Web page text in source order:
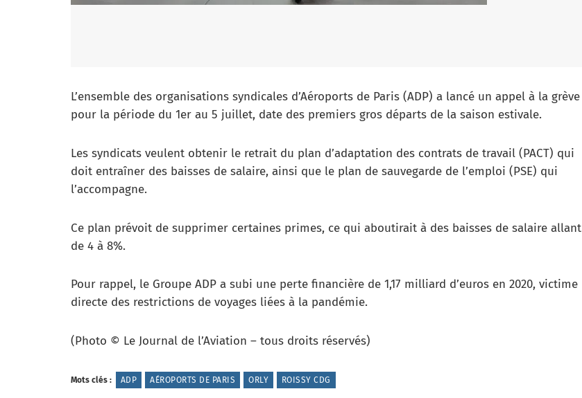
L’ensemble des organisations syndicales d’Aéroports de Paris (ADP) a lancé un appel à la grève
pour la période du 1er au 5 juillet, date des premiers gros départs de la saison estivale.
Les syndicats veulent obtenir le retrait du plan d’adaptation des contrats de travail (PACT) qui
doit entraîner des baisses de salaire, ainsi que le plan de sauvegarde de l’emploi (PSE) qui
l’accompagne.
Ce plan prévoit de supprimer certaines primes, ce qui aboutirait à des baisses de salaire allant
de 4 à 8%.
Pour rappel, le Groupe ADP a subi une perte financière de 1,17 milliard d’euros en 2020, victime
directe des restrictions de voyages liées à la pandémie.
(Photo © Le Journal de l’Aviation – tous droits réservés)
Mots clés : ADP AÉROPORTS DE PARIS ORLY ROISSY CDG